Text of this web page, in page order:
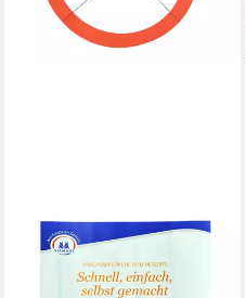
Einkochring 80mm,
Kunststoff